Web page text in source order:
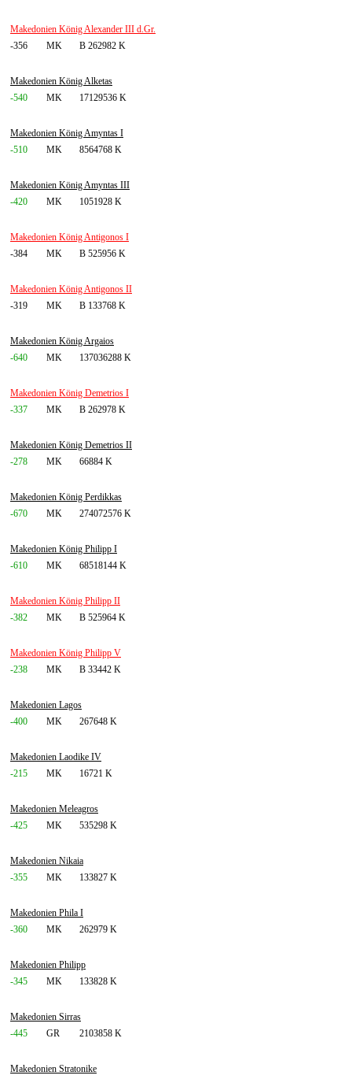
Makedonien König Alexander III d.Gr.
-356
MK B 262982 K
Makedonien König Alketas
-540
MK 17129536 K
Makedonien König Amyntas I
-510
MK 8564768 K
Makedonien König Amyntas III
-420
MK 1051928 K
Makedonien König Antigonos I
-384
MK B 525956 K
Makedonien König Antigonos II
-319
MK B 133768 K
Makedonien König Argaios
-640
MK 137036288 K
Makedonien König Demetrios I
-337
MK B 262978 K
Makedonien König Demetrios II
-278
MK 66884 K
Makedonien König Perdikkas
-670
MK 274072576 K
Makedonien König Philipp I
-610
MK 68518144 K
Makedonien König Philipp II
-382
MK B 525964 K
Makedonien König Philipp V
-238
MK B 33442 K
Makedonien Lagos
-400
MK 267648 K
Makedonien Laodike IV
-215
MK 16721 K
Makedonien Meleagros
-425
MK 535298 K
Makedonien Nikaia
-355
MK 133827 K
Makedonien Phila I
-360
MK 262979 K
Makedonien Philipp
-345
MK 133828 K
Makedonien Sirras
-445
GR 2103858 K
Makedonien Stratonike